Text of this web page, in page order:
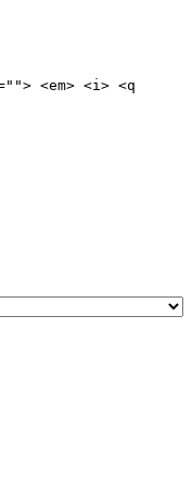
<em> <i> <q